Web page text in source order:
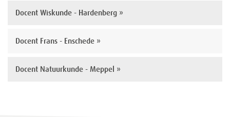
Docent Wiskunde - Hardenberg »
Docent Frans - Enschede »
Docent Natuurkunde - Meppel »